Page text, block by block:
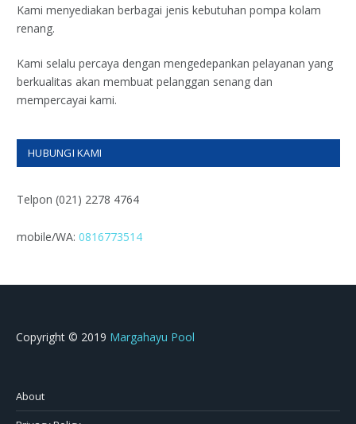
Kami menyediakan berbagai jenis kebutuhan pompa kolam
renang.
Kami selalu percaya dengan mengedepankan pelayanan yang
berkualitas akan membuat pelanggan senang dan
mempercayai kami.
HUBUNGI KAMI
Telpon (021) 2278 4764
mobile/WA: 0816773514
Copyright © 2019 Margahayu Pool
About